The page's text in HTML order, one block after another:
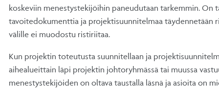
koskeviin menestystekijöihin paneudutaan tarkemmin. On
tavoitedokumenttia ja projektisuunnitelmaa täydennetään
välille ei muodostu ristiriitaa.
Kun projektin toteutusta suunnitellaan ja
aihealueittain läpi projektin johtoryhmässä tai muussa
menestystekijöiden on oltava taustalla läsnä ja asioita on